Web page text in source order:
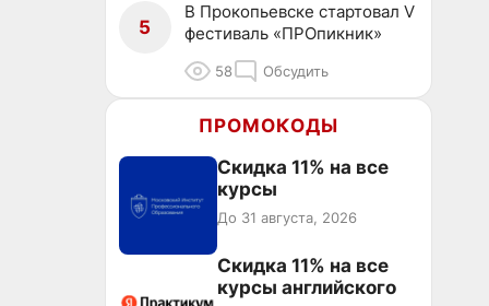
5
В Прокопьевске стартовал V
фестиваль «ПРОпикник»
58 Обсудить
ПРОМОКОДЫ
Скидка 11% на все
курсы
До 31 августа, 2026
Скидка 11% на все
курсы английского